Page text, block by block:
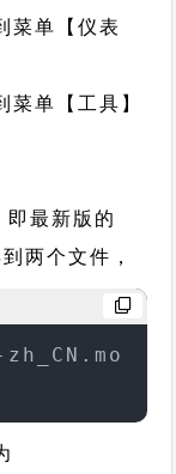
菜单【仪表
菜单【工具】
即最新版的
两个文件，